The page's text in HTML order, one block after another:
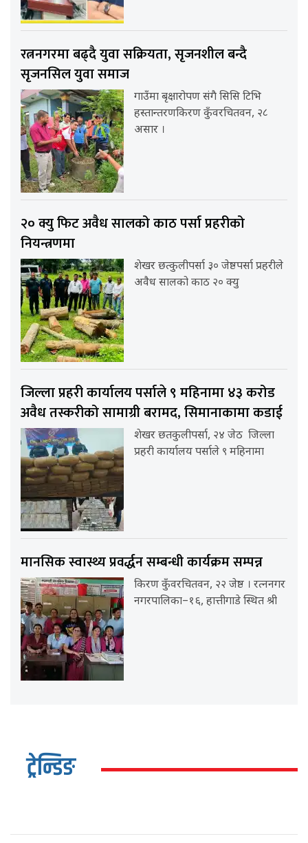
रत्ननगरमा बढ्दै युवा सक्रियता, सृजनशील बन्दै
सृजनसिल युवा समाज
गाउँमा बृक्षारोपण संगै सिसि टिभि
हस्तान्तरणकिरण कुँवरचितवन, २८
असार ।
२० क्यु फिट अवैध सालको काठ पर्सा प्रहरीको
नियन्त्रणमा
शेखर छत्कुलीपर्सा ३० जेष्ठपर्सा प्रहरीले
अवैध सालको काठ २० क्यु
जिल्ला प्रहरी कार्यालय पर्साले ९ महिनामा ४३ करोड
अवैध तस्करीको सामाग्री बरामद, सिमानाकामा कडाई
शेखर छतकुलीपर्सा, २४ जेठ जिल्ला
प्रहरी कार्यालय पर्साले ९ महिनामा
मानसिक स्वास्थ्य प्रवर्द्धन सम्बन्धी कार्यक्रम सम्पन्न
किरण कुँवरचितवन, २२ जेष्ठ । रत्ननगर
नगरपालिका–१६, हात्तीगाडे स्थित श्री
ट्रेन्डिङ